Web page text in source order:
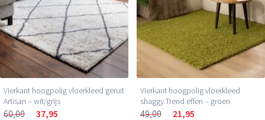
Vierkant hoogpolig vloerkleed geruit
Artisan – wit/grijs
60,00 37,95
Vierkant hoogpolig vloerkleed
shaggy Trend effen – groen
49,00 21,95